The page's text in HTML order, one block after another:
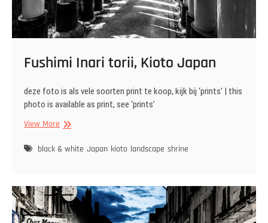
Fushimi Inari torii, Kioto Japan
deze foto is als vele soorten print te koop, kijk bij ‘prints’ | this
photo is available as print, see ‘prints’
View MoreFushimi
Kioto
black & white Japan kioto landscape shrine